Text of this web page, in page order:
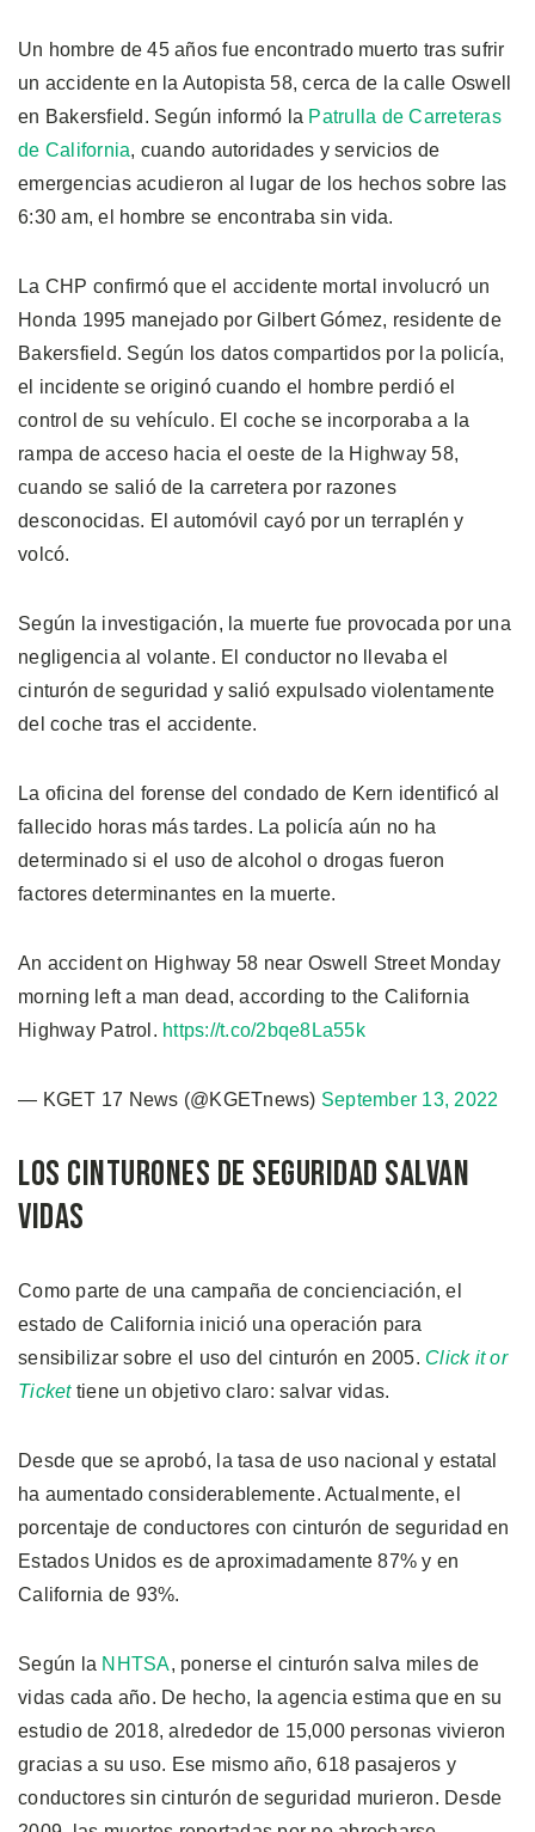
Un hombre de 45 años fue encontrado muerto tras sufrir
un accidente en la Autopista 58, cerca de la calle Oswell
en Bakersfield. Según informó la Patrulla de Carreteras
de California, cuando autoridades y servicios de
emergencias acudieron al lugar de los hechos sobre las
6:30 am, el hombre se encontraba sin vida.
La CHP confirmó que el accidente mortal involucró un
Honda 1995 manejado por Gilbert Gómez, residente de
Bakersfield. Según los datos compartidos por la policía,
el incidente se originó cuando el hombre perdió el
control de su vehículo. El coche se incorporaba a la
rampa de acceso hacia el oeste de la Highway 58,
cuando se salió de la carretera por razones
desconocidas. El automóvil cayó por un terraplén y
volcó.
Según la investigación, la muerte fue provocada por una
negligencia al volante. El conductor no llevaba el
cinturón de seguridad y salió expulsado violentamente
del coche tras el accidente.
La oficina del forense del condado de Kern identificó al
fallecido horas más tardes. La policía aún no ha
determinado si el uso de alcohol o drogas fueron
factores determinantes en la muerte.
An accident on Highway 58 near Oswell Street Monday
morning left a man dead, according to the California
Highway Patrol. https://t.co/2bqe8La55k
— KGET 17 News (@KGETnews) September 13, 2022
Los Cinturones de Seguridad Salvan
Vidas
Como parte de una campaña de concienciación, el
estado de California inició una operación para
sensibilizar sobre el uso del cinturón en 2005. Click it or
Tickettiene un objetivo claro: salvar vidas.
Desde que se aprobó, la tasa de uso nacional y estatal
ha aumentado considerablemente. Actualmente, el
porcentaje de conductores con cinturón de seguridad en
Estados Unidos es de aproximadamente 87% y en
California de 93%.
Según la NHTSA, ponerse el cinturón salva miles de
vidas cada año. De hecho, la agencia estima que en su
estudio de 2018, alrededor de 15,000 personas vivieron
gracias a su uso. Ese mismo año, 618 pasajeros y
conductores sin cinturón de seguridad murieron. Desde